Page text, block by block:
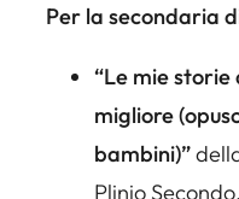
Per la secondaria
“Le mie
migliore
bambini)”
Plinio